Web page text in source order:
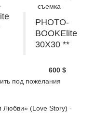
съемка
PHOTO-
BOOKElite
30Х30 **
600 $
под пожелания
Любви» (Love Story) -